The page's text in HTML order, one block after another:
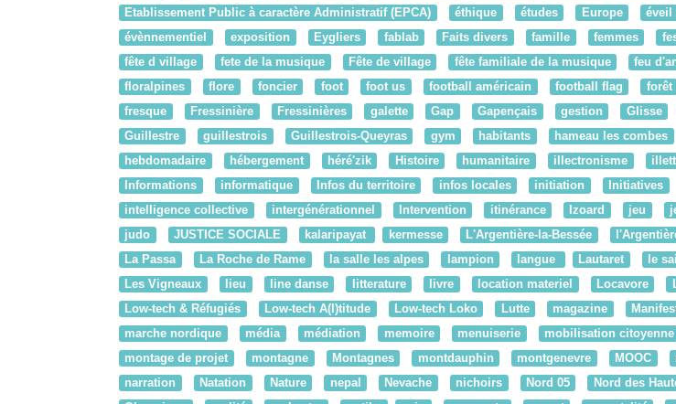
Etablissement Public à caractère Administratif (EPCA)
éthique études Europe éveil
évènnementiel
exposition Eygliers fablab Faits divers famille femmes
fête d village
fete de la musique Fête de village fête familiale de la musique feu
floralpines
flore foncier foot foot us football américain football flag forêt
fresque
Fressinière Fressinières galette Gap Gapençais gestion Glisse
Guillestre
guillestrois Guillestrois-Queyras gym habitants hameau les combes
hebdomadaire
hébergement héré'zik Histoire humanitaire illectronisme
Informations
informatique Infos du territoire infos locales initiation Initiatives
intelligence collective
intergénérationnel Intervention itinérance Izoard jeu
judo
JUSTICE SOCIALE kalaripayat kermesse L'Argentière-la-Bessée
La Passa
La Roche de Rame la salle les alpes lampion langue Lautaret le
Les Vigneaux
lieu line danse litterature livre location materiel Locavore
Low-tech & Réfugiés
Low-tech A(l)titude Low-tech Loko Lutte magazine
marche nordique
média médiation memoire menuiserie mobilisation citoyenne
montage de projet
montagne Montagnes montdauphin montgenevre MOOC
narration
Natation Nature nepal Nevache nichoirs Nord 05 Nord des